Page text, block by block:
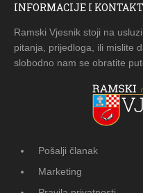
INFORMACIJE I KONTAKT
Ramski Vjesnik stoji na
pitanja, prijedloga, ili mislite
slobodno nam se obratite
Pošalji članak
Marketing